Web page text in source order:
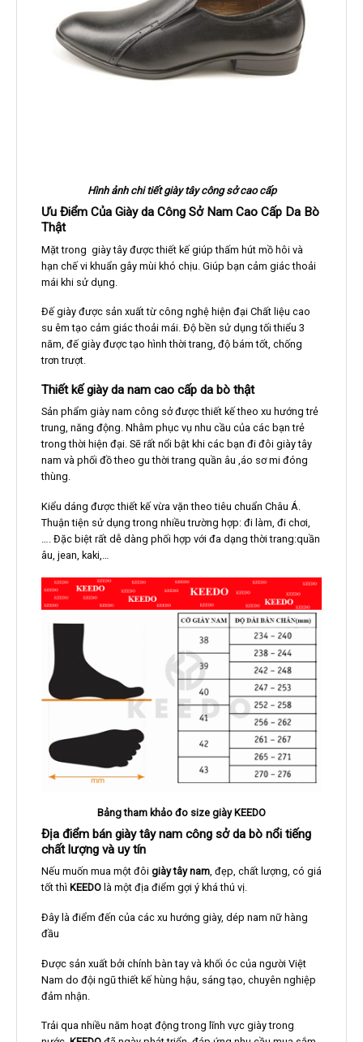
Hình ảnh chi tiết giày tây công sở cao cấp
Ưu Điểm Của Giày da Công Sở Nam Cao Cấp Da Bò
Thật
Mặt trong giày tây được thiết kế giúp thấm hút mồ hôi và
hạn chế vi khuẩn gây mùi khó chịu. Giúp bạn cảm giác thoải
mái khi sử dụng.
Đế giày được sản xuất từ công nghệ hiện đại Chất liệu cao
su êm tạo cảm giác thoải mái. Độ bền sử dụng tối thiểu 3
năm, đế giày được tạo hình thời trang, độ bám tốt, chống
trơn trượt.
Thiết kế giày da nam cao cấp da bò thật
Sản phẩm giày nam công sở được thiết kế theo xu hướng trẻ
trung, năng động. Nhằm phục vụ nhu cầu của các bạn trẻ
trong thời hiện đại. Sẽ rất nổi bật khi các bạn đi đôi giày tây
nam và phối đồ theo gu thời trang quần âu ,áo sơ mi đóng
thùng.
Kiểu dáng được thiết kế vừa vặn theo tiêu chuẩn Châu Á.
Thuận tiện sử dụng trong nhiều trường hợp: đi làm, đi chơi,
…. Đặc biệt rất dễ dàng phối hợp với đa dạng thời trang:quần
âu, jean, kaki,…
Bảng tham khảo đo size giày KEEDO
Địa điểm bán giày tây nam công sở da bò nổi tiếng
chất lượng và uy tín
Nếu muốn mua một đôi giày tây nam, đẹp, chất lượng, có giá
tốt thì KEEDOlà một địa điểm gợi ý khá thú vị.
Đây là điểm đến của các xu hướng giày, dép nam nữ hàng
đầu
Được sản xuất bởi chính bàn tay và khối óc của người Việt
Nam do đội ngũ thiết kế hùng hậu, sáng tạo, chuyên nghiệp
đảm nhận.
Trải qua nhiều năm hoạt động trong lĩnh vực giày trong